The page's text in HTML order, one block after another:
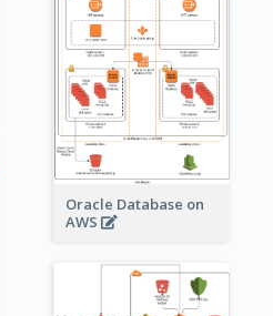
Oracle Database on
AWS